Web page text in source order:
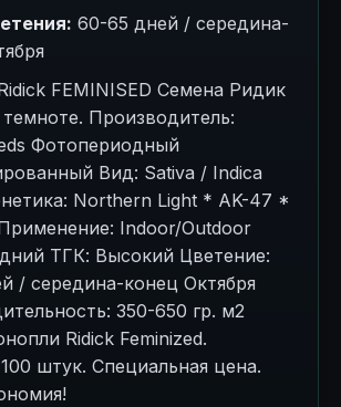
60-65 дней / середина-
FEMINISED Семена Ридик
Производитель:
Фотопериодный
Вид: Sativa / Indica
Northern Light * AK-47 *
Indoor/Outdoor
ТГК: Высокий Цветение:
/ середина-конец Октября
350-650 гр. м2
Ridick Feminized.
штук. Специальная цена.